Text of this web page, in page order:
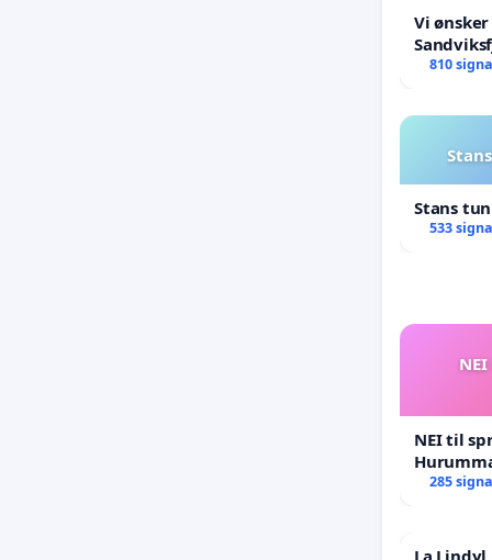
Vi
810
Stans
533
NEI til
285
La